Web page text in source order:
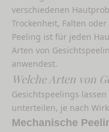
verschiedenen
Trockenheit, Falten
Peeling ist für jeden
Arten von
anwendest.
Welche Arten von
Gesichtspeelings
unterteilen, je nach
Mechanische